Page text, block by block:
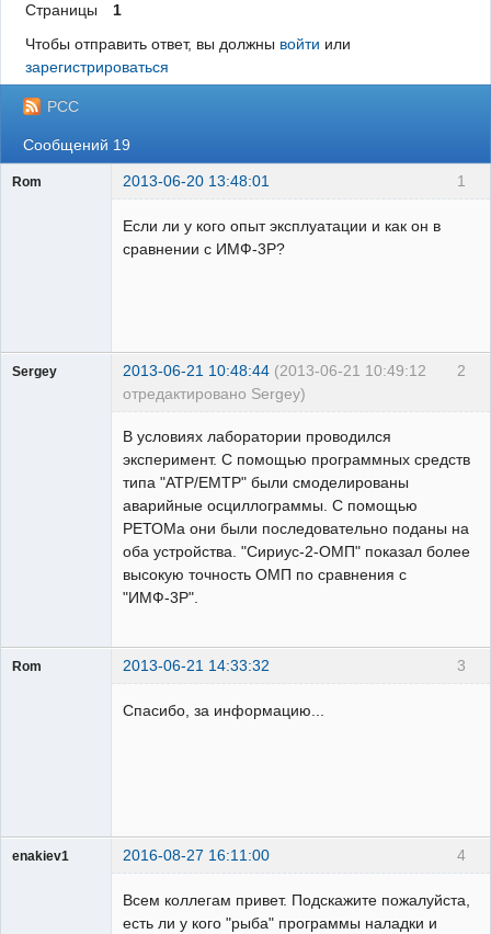
Страницы
1
Чтобы отправить ответ, вы должны войти или
зарегистрироваться
РСС
Сообщений 19
1
Rom 2013-06-20 13:48:01
Если ли у кого опыт эксплуатации и как он в
сравнении с ИМФ-3Р?
2
Sergey 2013-06-21 10:48:44 (2013-06-21 10:49:12
отредактировано Sergey)
В условиях лаборатории проводился
эксперимент. С помощью программных средств
типа "ATP/EMTP" были смоделированы
аварийные осциллограммы. С помощью
РЕТОМа они были последовательно поданы на
оба устройства. "Сириус-2-ОМП" показал более
высокую точность ОМП по сравнения с
"ИМФ-3Р".
3
Rom 2013-06-21 14:33:32
Спасибо, за информацию...
4
enakiev1 2016-08-27 16:11:00
Всем коллегам привет. Подскажите пожалуйста,
есть ли у кого "рыба" программы наладки и